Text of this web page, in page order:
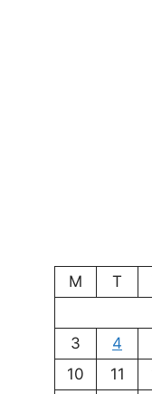
M
T
3
4
10
11